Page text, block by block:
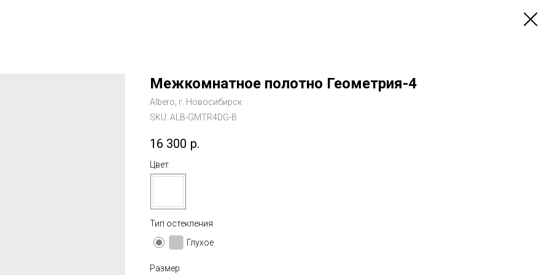
Межкомнатное полотно Геометрия-4
Albero, г. Новосибирск
SKU: ALB-GMTR4DG-B
16 300 р.
Цвет
Тип остекления
Глухое
Размер